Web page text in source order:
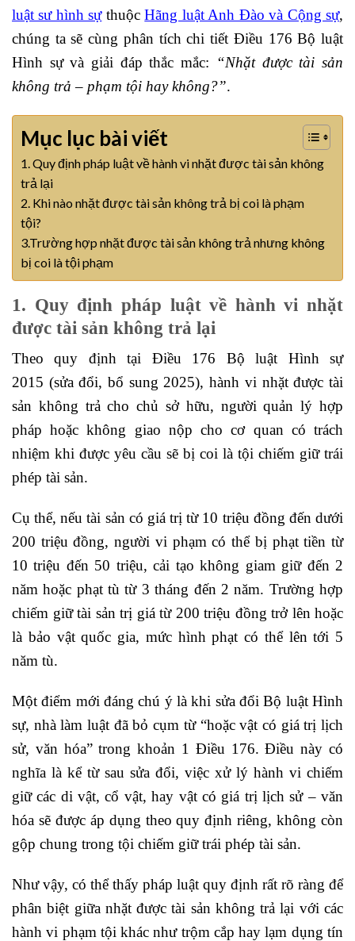
luật sư hình sựthuộcHãng luật Anh Đào và Cộng sự,
chúng ta sẽ cùng phân tích chi tiết Điều 176 Bộ luật
Hình sự và giải đáp thắc mắc: “Nhặt được tài sản
không trả – phạm tội hay không?”.
Mục lục bài viết
1. Quy định pháp luật về hành vi nhặt được tài sản không
trả lại
2. Khi nào nhặt được tài sản không trả bị coi là phạm
tội?
3.Trường hợp nhặt được tài sản không trả nhưng không
bị coi là tội phạm
1. Quy định pháp luật về hành vi nhặt
được tài sản không trả lại
Theo quy định tại Điều 176 Bộ luật Hình sự
2015 (sửa đổi, bổ sung 2025), hành vi nhặt được tài
sản không trả cho chủ sở hữu, người quản lý hợp
pháp hoặc không giao nộp cho cơ quan có trách
nhiệm khi được yêu cầu sẽ bị coi là tội chiếm giữ trái
phép tài sản.
Cụ thể, nếu tài sản có giá trị từ 10 triệu đồng đến dưới
200 triệu đồng, người vi phạm có thể bị phạt tiền từ
10 triệu đến 50 triệu, cải tạo không giam giữ đến 2
năm hoặc phạt tù từ 3 tháng đến 2 năm. Trường hợp
chiếm giữ tài sản trị giá từ 200 triệu đồng trở lên hoặc
là bảo vật quốc gia, mức hình phạt có thể lên tới 5
năm tù.
Một điểm mới đáng chú ý là khi sửa đổi Bộ luật Hình
sự, nhà làm luật đã bỏ cụm từ “hoặc vật có giá trị lịch
sử, văn hóa” trong khoản 1 Điều 176. Điều này có
nghĩa là kể từ sau sửa đổi, việc xử lý hành vi chiếm
giữ các di vật, cổ vật, hay vật có giá trị lịch sử – văn
hóa sẽ được áp dụng theo quy định riêng, không còn
gộp chung trong tội chiếm giữ trái phép tài sản.
Như vậy, có thể thấy pháp luật quy định rất rõ ràng để
phân biệt giữa nhặt được tài sản không trả lại với các
hành vi phạm tội khác như trộm cắp hay lạm dụng tín